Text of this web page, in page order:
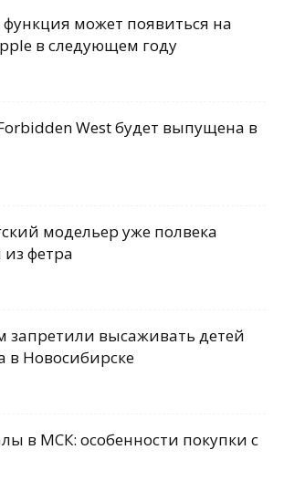
может появиться на
в следующем году
West будет выпущена в
модельер уже полвека
фетра
запретили высаживать детей
в Новосибирске
в МСК: особенности покупки с